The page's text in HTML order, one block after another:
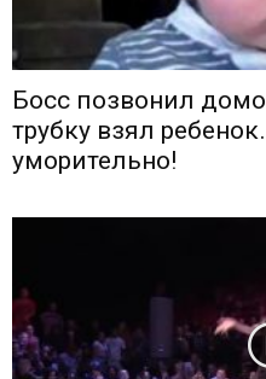
Босс позвонил
трубку взял
уморительно!